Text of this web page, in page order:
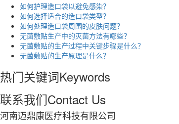
如何护理造口袋以避免感染？
如何选择适合的造口袋类型？
如何处理造口袋周围的皮肤问题？
无菌敷贴生产中的灭菌方法有哪些？
无菌敷贴的生产过程中关键步骤是什么？
无菌敷贴的生产原理是什么？
热门关键词Keywords
联系我们Contact Us
河南迈鼎康医疗科技有限公司